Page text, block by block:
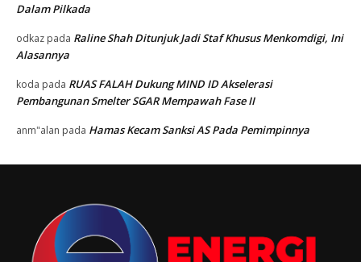
Dalam Pilkada
odkaz pada Raline Shah Ditunjuk Jadi Staf Khusus Menkomdigi, Ini
Alasannya
koda pada RUAS FALAH Dukung MIND ID Akselerasi
Pembangunan Smelter SGAR Mempawah Fase II
anm"alan pada Hamas Kecam Sanksi AS Pada Pemimpinnya